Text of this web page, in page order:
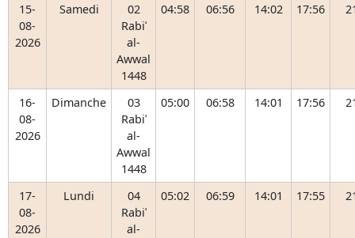
15-
08-
2026
Samedi
02
Rabiʿ
al-
Awwal
1448
04:58 06:56 14:02 17:56
16-
08-
2026
Dimanche
03
Rabiʿ
al-
Awwal
1448
05:00 06:58 14:01 17:56
17-
08-
2026
Lundi
04
Rabiʿ
al-
05:02 06:59 14:01 17:55